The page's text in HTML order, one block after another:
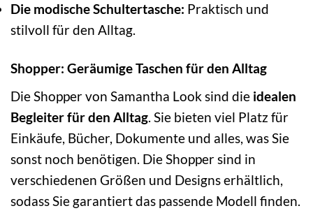
Die modische Schultertasche: Praktisch und
stilvoll für den Alltag.
Shopper: Geräumige Taschen für den Alltag
Die Shopper von Samantha Look sind die idealen
Begleiter für den Alltag. Sie bieten viel Platz für
Einkäufe, Bücher, Dokumente und alles, was Sie
sonst noch benötigen. Die Shopper sind in
verschiedenen Größen und Designs erhältlich,
sodass Sie garantiert das passende Modell finden.